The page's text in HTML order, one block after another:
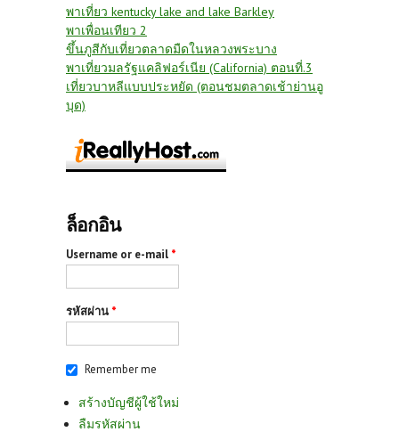
พาเที่ยว kentucky lake and lake Barkley
พาเพื่อนเทียว 2
ขึ้นภูสีกับเที่ยวตลาดมืดในหลวงพระบาง
พาเที่ยวมลรัฐแคลิฟอร์เนีย (California) ตอนที่.3
เที่ยวบาหลีแบบประหยัด (ตอนชมตลาดเช้าย่านอู
บุด)
ล็อกอิน
Username or e-mail *
รหัสผ่าน *
Remember me
สร้างบัญชีผู้ใช้ใหม่
ลืมรหัสผ่าน